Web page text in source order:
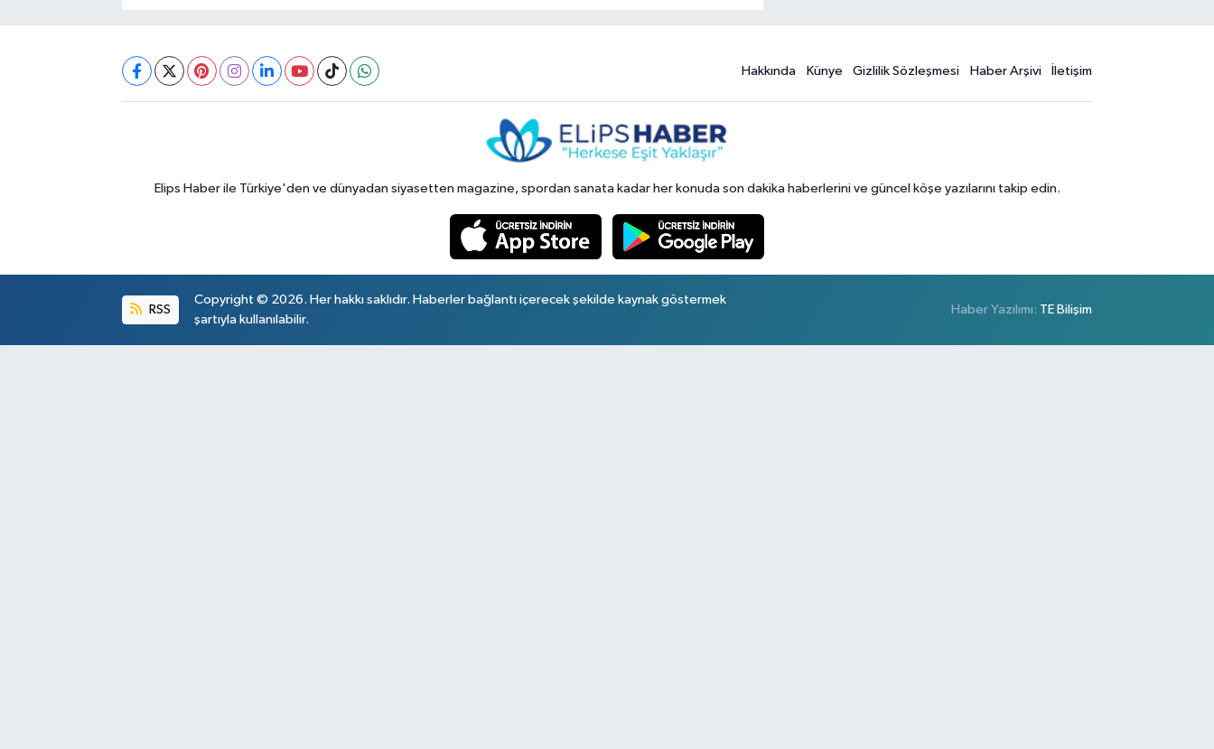
Hakkında Künye Gizlilik Sözleşmesi Haber Arşivi İletişim
Elips Haber ile Türkiye'den ve dünyadan siyasetten magazine, spordan sanata kadar her konuda son dakika haberlerini ve güncel köşe yazılarını takip edin.
RSS
Copyright © 2026. Her hakkı saklıdır. Haberler bağlantı içerecek şekilde kaynak göstermek
şartıyla kullanılabilir.
Haber Yazılımı: TE Bilişim